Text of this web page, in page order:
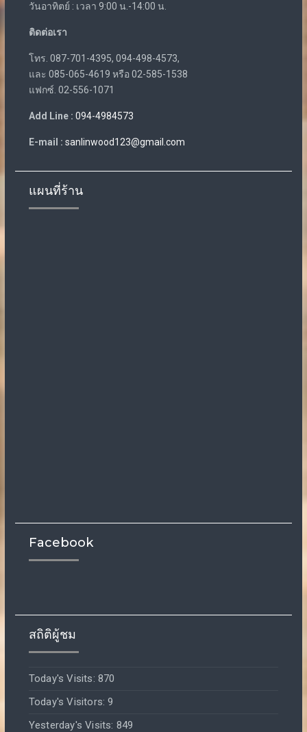
วันอาทิตย์ : เวลา 9:00 น.-14:00 น.
ติดต่อเรา
โทร. 087-701-4395, 094-498-4573,
และ 085-065-4619 หรือ 02-585-1538
แฟกซ์. 02-556-1071
Add Line : 094-4984573
E-mail : sanlinwood123@gmail.com
แผนที่ร้าน
Facebook
สถิติผู้ชม
Today's Visits: 870
Today's Visitors:9
Yesterday's Visits: 849